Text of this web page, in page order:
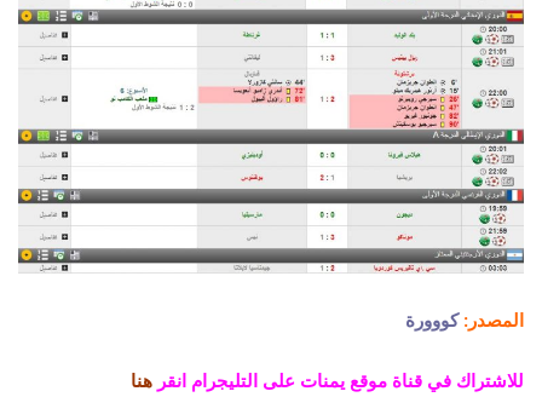
المصدر: كووورة
للاشتراك في قناة موقع يمنات على التليجرام انقر هنا